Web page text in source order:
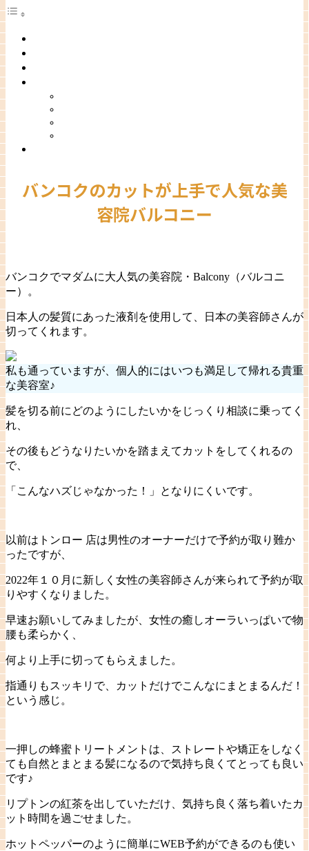
バンコクのカットが上手で人気な美
容院バルコニー
バンコクでマダムに大人気の美容院・Balcony（バルコニ
ー）。
日本人の髪質にあった液剤を使用して、日本の美容師さんが
切ってくれます。
私も通っていますが、個人的にはいつも満足して帰れる貴重
な美容室♪
髪を切る前にどのようにしたいかをじっくり相談に乗ってく
れ、
その後もどうなりたいかを踏まえてカットをしてくれるの
で、
「こんなハズじゃなかった！」となりにくいです。
以前はトンロー 店は男性のオーナーだけで予約が取り難か
ったですが、
2022年１０月に新しく女性の美容師さんが来られて予約が取
りやすくなりました。
早速お願いしてみましたが、女性の癒しオーラいっぱいで物
腰も柔らかく、
何より上手に切ってもらえました。
指通りもスッキリで、カットだけでこんなにまとまるんだ！
という感じ。
一押しの蜂蜜トリートメントは、ストレートや矯正をしなく
ても自然とまとまる髪になるので気持ち良くてとっても良い
です♪
リプトンの紅茶を出していただけ、気持ち良く落ち着いたカ
ット時間を過ごせました。
ホットペッパーのように簡単にWEB予約ができるのも使い